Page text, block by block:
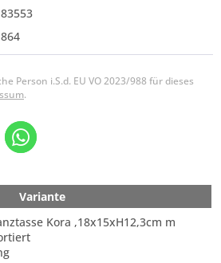
83553
864
Person i.S.d. EU VO 2023/988 für dieses
.
Variante
Kora ,18x15xH12,3cm m